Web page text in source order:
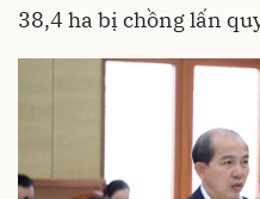
38,4 ha bị chồng lấn